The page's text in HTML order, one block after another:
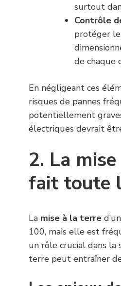
surtout
Contrôle
protéger
de chaque
En négligeant ces
risques de pannes
potentiellement
électriques devrait
2. La
fait toute
La mise à la terre
100, mais elle est
un rôle crucial dans la
terre peut entraîner